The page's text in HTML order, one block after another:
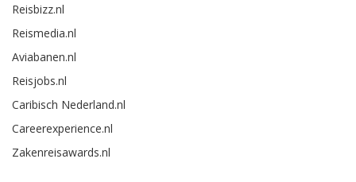
Reisbizz.nl
Reismedia.nl
Aviabanen.nl
Reisjobs.nl
Caribisch Nederland.nl
Careerexperience.nl
Zakenreisawards.nl